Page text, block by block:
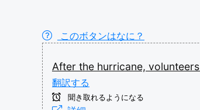
このボタンはなに？
After the hurricane, volunteers
翻訳する
聞き取れるようになる